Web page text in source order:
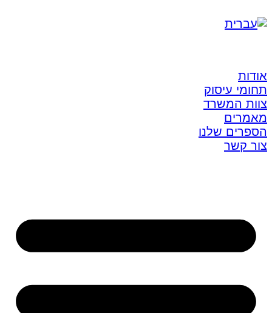
אודות
תחומי עיסוק
צוות המשרד
מאמרים
הספרים שלנו
צור קשר